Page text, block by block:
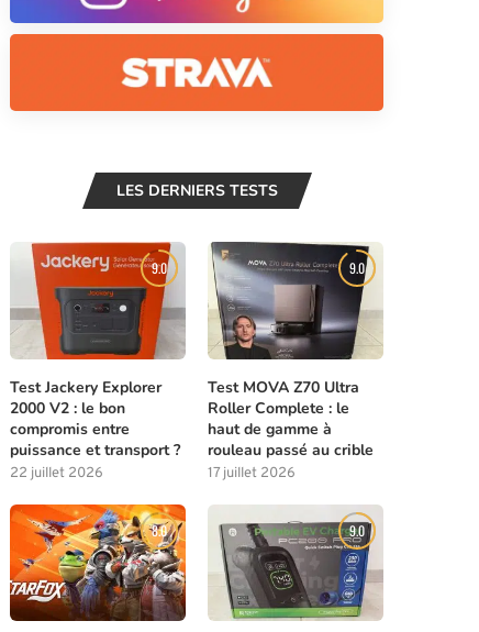
LES DERNIERS TESTS
9.0
Test Jackery Explorer
2000 V2 : le bon
compromis entre
puissance et transport ?
22 juillet 2026
9.0
Test MOVA Z70 Ultra
Roller Complete : le
haut de gamme à
rouleau passé au crible
17 juillet 2026
8.0 9.0